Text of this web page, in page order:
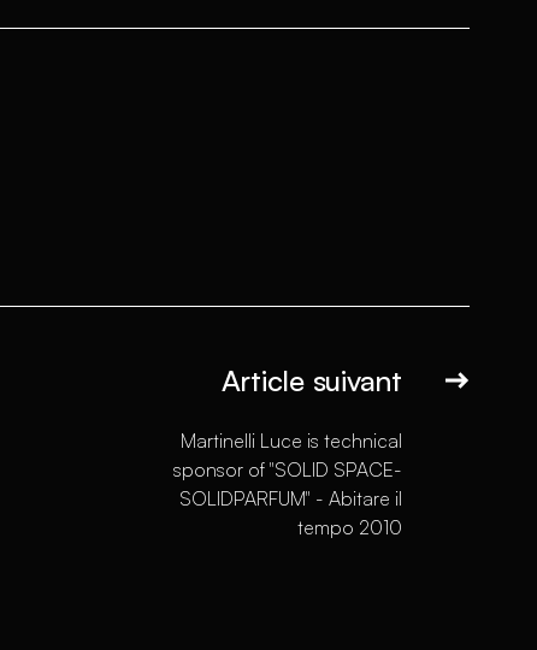
Article suivant
Martinelli Luce is technical
sponsor of "SOLID SPACE-
SOLIDPARFUM" - Abitare il
tempo 2010